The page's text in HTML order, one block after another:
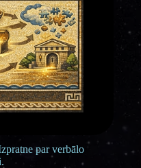
par verbālo